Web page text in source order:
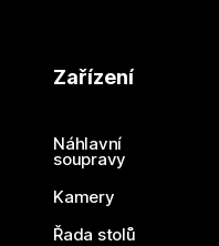
Zařízení
Náhlavní
soupravy
Kamery
Řada stolů